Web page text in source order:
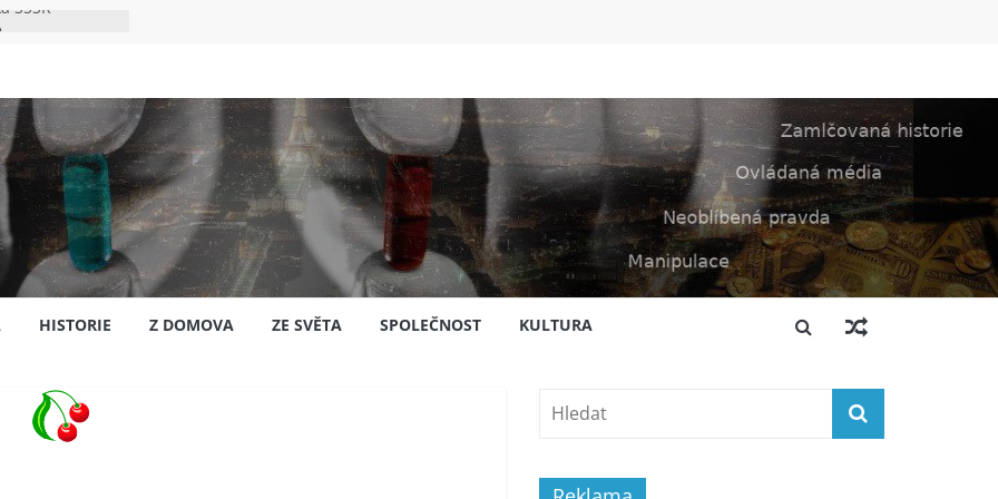
SSSR
HISTORIE Z DOMOVA ZE SVĚTA SPOLEČNOST KULTURA